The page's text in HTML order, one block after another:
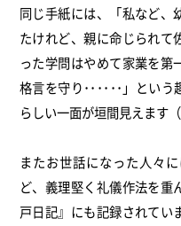
同じ手紙には、「私など、
たけれど、親に命じられて
った学問はやめて家業を第
格言を守り･･････」とい
らしい一面が垣間見えます
またお世話になった人々
ど、義理堅く礼儀作法を重
戸日記』にも記録されてい